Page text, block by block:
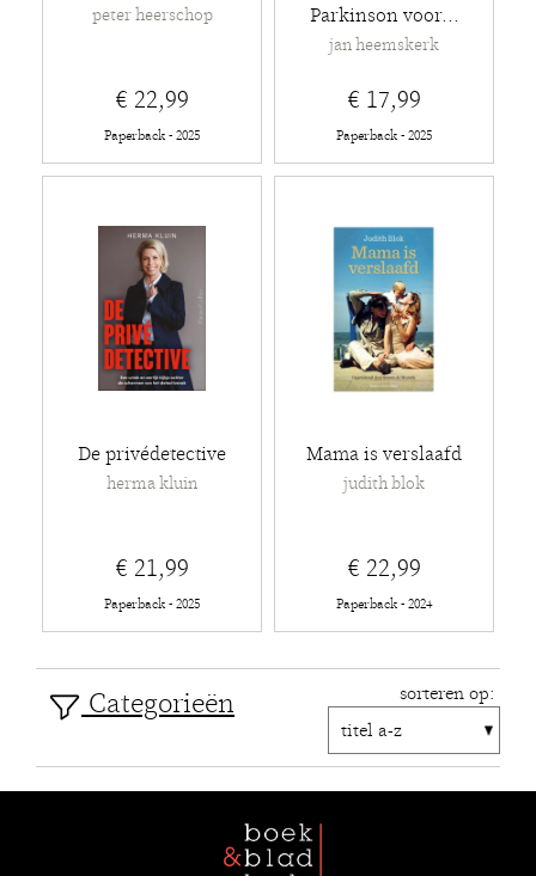
peter heerschop
€ 22,99
Paperback - 2025
Parkinson voor...
jan heemskerk
€ 17,99
Paperback - 2025
De privédetective
herma kluin
€ 21,99
Paperback - 2025
Mama is verslaafd
judith blok
€ 22,99
Paperback - 2024
Categorieën sorteren op: